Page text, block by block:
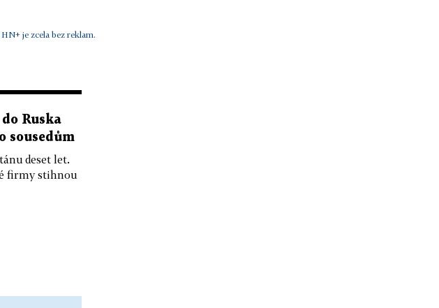
je zcela bez reklam.
Ruska
sousedům
deset let.
firmy stihnou